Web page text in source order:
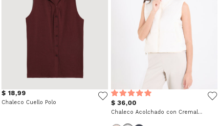
$ 18,99
Chaleco Cuello Polo $ 36,00
Chaleco Acolchado con Cremallera